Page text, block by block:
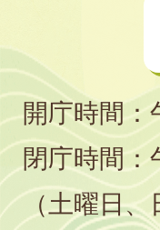
開庁時間：
閉庁時間：
（土曜日